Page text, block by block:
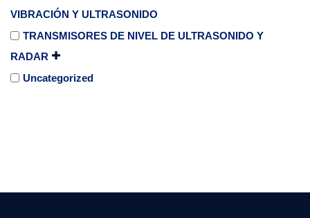
VIBRACIÓN Y ULTRASONIDO
TRANSMISORES DE NIVEL DE ULTRASONIDO Y
RADAR
Uncategorized